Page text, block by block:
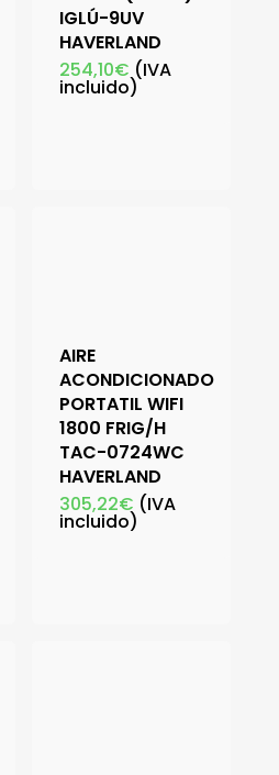
IGLÚ-9UV
HAVERLAND
254,10€ (IVA
incluido)
AIRE
ACONDICIONADO
PORTATIL WIFI
1800 FRIG/H
TAC-0724WC
HAVERLAND
305,22€ (IVA
incluido)